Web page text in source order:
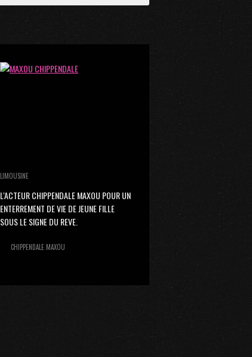
LIMOUSINE
L'ACTEUR CHIPPENDALE MAXOU POUR UN
ENTERREMENT DE VIE DE JEUNE FILLE
SOUS LE SIGNE DU REVE.
CHIPPENDALE MAXOU